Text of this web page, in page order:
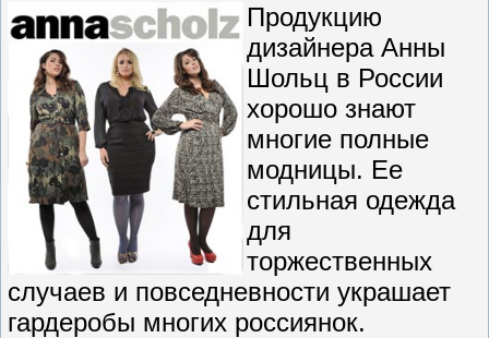
Продукцию
дизайнера Анны
Шольц в России
хорошо знают
многие полные
модницы. Ее
стильная одежда
для
торжественных
случаев и повседневности украшает
гардеробы многих россиянок.